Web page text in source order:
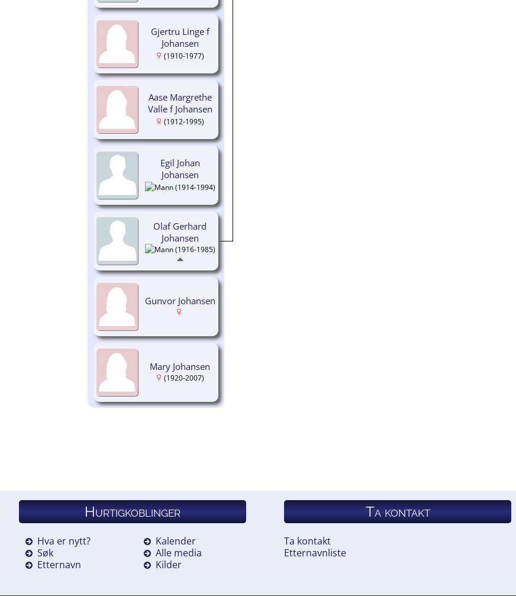
Gjertru Linge f
Johansen
(1910-1977)
Aase Margrethe
Valle f Johansen
(1912-1995)
Egil Johan
Johansen
(1914-1994)
Gunvor Johansen
Mary Johansen
(1920-2007)
Olaf Gerhard
Johansen
(1916-1985)
Hurtigkoblinger
Hva er nytt?
Søk
Etternavn
Kalender
Alle media
Kilder
Ta kontakt
Ta kontakt
Etternavnliste